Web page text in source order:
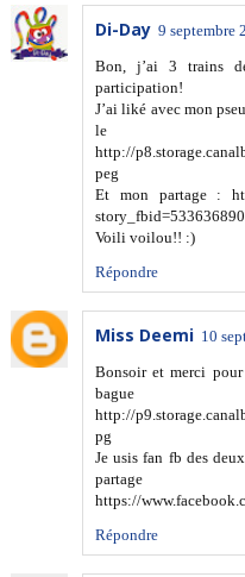
Di-Day 9 septembre
Bon, j’ai 3 trains
participation!
J’ai liké avec mon
le
http://
peg
Et mon partage :
Voili voilou!! :)
Répondre
Miss Deemi 10
Bonsoir et merci
bague
http://
pg
Je usis fan fb des
https://
Répondre